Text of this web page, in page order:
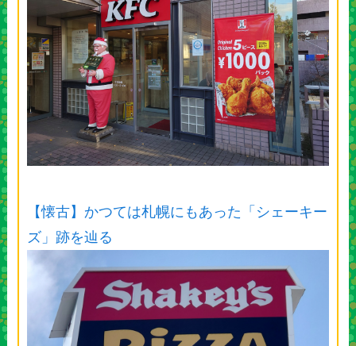
【懐古】かつては札幌にもあった「シェーキー
ズ」跡を辿る